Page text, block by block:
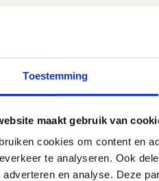
Toestemming
maakt gebruik van
cookies om content en
te analyseren. Ook
adverteren en analyse. Deze
diversiteit en inclusie in de
geen uitzondering op. Onze
toewijding om sport
of mogelijkheden.
specifieke noden